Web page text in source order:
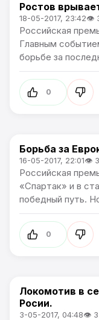
Премьер лига
Ростов
18-05-2017, 23:42👁
Российская
Главным
борьбе за
0
Премьер лига
Борьба за
16-05-2017, 22:01👁 3
Российская
«Спартак» и в
победный путь.
0
Кубок России
Локомотив в
Росии.
3-05-2017, 04:48👁 3